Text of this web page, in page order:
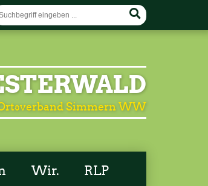
Simmern WW
Wir. RLP